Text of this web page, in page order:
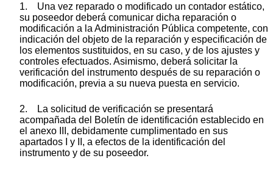
1. Una vez reparado o modificado un contador estático,
su poseedor deberá comunicar dicha reparación o
modificación a la Administración Pública competente, con
indicación del objeto de la reparación y especificación de
los elementos sustituidos, en su caso, y de los ajustes y
controles efectuados. Asimismo, deberá solicitar la
verificación del instrumento después de su reparación o
modificación, previa a su nueva puesta en servicio.
2. La solicitud de verificación se presentará
acompañada del Boletín de identificación establecido en
el anexo III, debidamente cumplimentado en sus
apartados I y II, a efectos de la identificación del
instrumento y de su poseedor.